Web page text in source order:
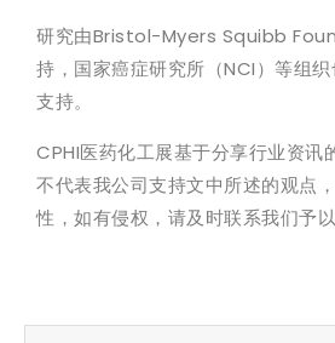
研究由Bristol-Myers Squibb
持，国家癌症研究所（NCI）等组
支持。
CPHI医药化工展基于分享行业资讯
不代表我公司支持文中所述的观点
性，如有侵权，请及时联系我们予以